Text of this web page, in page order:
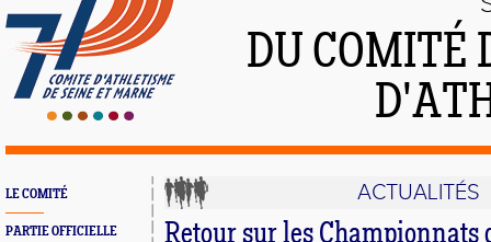
DU COMITÉ
LE COMITÉ
PARTIE OFFICIELLE
ACTUALITÉS
Retour sur les Championnats